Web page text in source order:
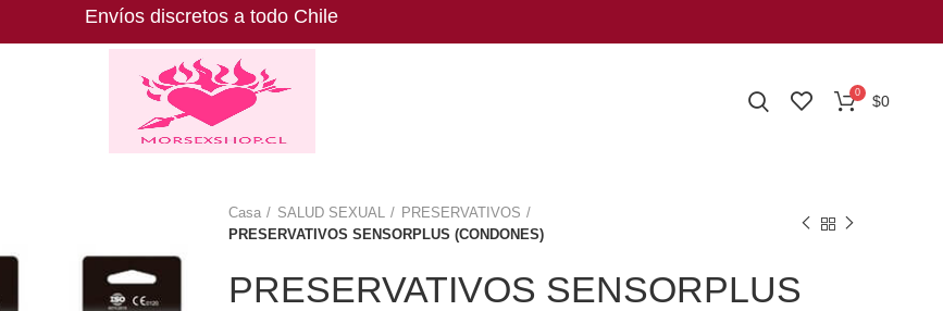
Envíos discretos a todo Chile
0 $0
Casa SALUD SEXUAL
PRESERVATIVOS
PRESERVATIVOS SENSORPLUS (CONDONES)
PRESERVATIVOS SENSORPLUS